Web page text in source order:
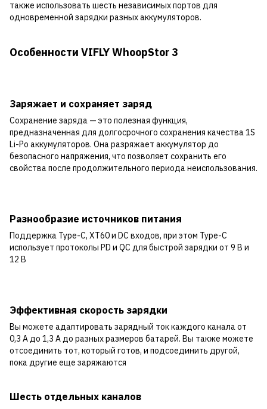
также использовать шесть независимых портов для
одновременной зарядки разных аккумуляторов.
Особенности VIFLY WhoopStor 3
Заряжает и сохраняет заряд
Сохранение заряда — это полезная функция,
предназначенная для долгосрочного сохранения качества 1S
Li-Po аккумуляторов. Она разряжает аккумулятор до
безопасного напряжения, что позволяет сохранить его
свойства после продолжительного периода неиспользования.
Разнообразие источников питания
Поддержка Type-C, XT60 и DC входов, при этом Type-C
использует протоколы PD и QC для быстрой зарядки от 9 В и
12 В
Эффективная скорость зарядки
Вы можете адаптировать зарядный ток каждого канала от
0,3 A до 1,3 A до разных размеров батарей. Вы также можете
отсоединить тот, который готов, и подсоединить другой,
пока другие еще заряжаются
Шесть отдельных каналов